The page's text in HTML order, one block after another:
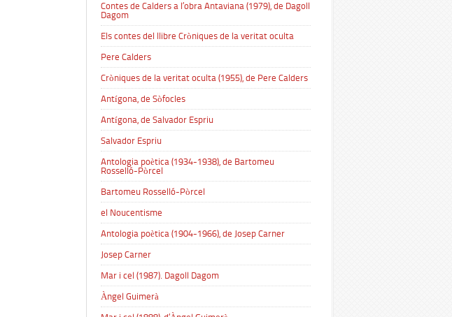
Contes de Calders a l’obra Antaviana (1979), de Dagoll
Dagom
Els contes del llibre Cròniques de la veritat oculta
Pere Calders
Cròniques de la veritat oculta (1955), de Pere Calders
Antígona, de Sòfocles
Antígona, de Salvador Espriu
Salvador Espriu
Antologia poètica (1934-1938), de Bartomeu
Rosselló-Pòrcel
Bartomeu Rosselló-Pòrcel
el Noucentisme
Antologia poètica (1904-1966), de Josep Carner
Josep Carner
Mar i cel (1987). Dagoll Dagom
Àngel Guimerà